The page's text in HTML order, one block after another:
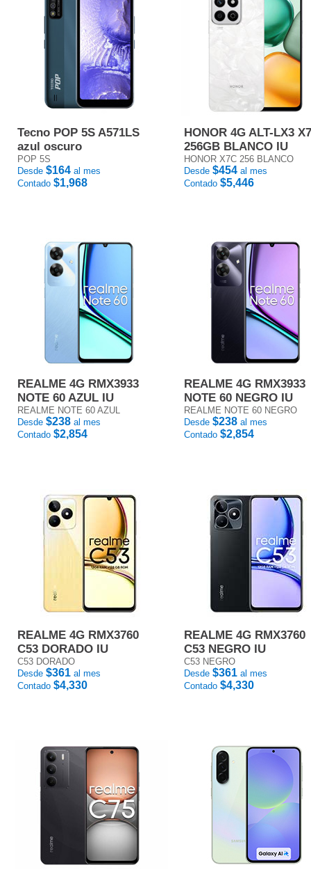
Tecno POP 5S A571LS
azul oscuro
POP 5S
Desde $164 al mes
Contado $1,968
HONOR 4G ALT-LX3
256GB BLANCO IU
HONOR X7C 256 BLANCO
Desde $454 al mes
Contado $5,446
REALME 4G RMX3933
NOTE 60 AZUL IU
REALME NOTE 60 AZUL
Desde $238 al mes
Contado $2,854
REALME 4G RMX3933
NOTE 60 NEGRO IU
REALME NOTE 60 NEGRO
Desde $238 al mes
Contado $2,854
REALME 4G RMX3760
C53 DORADO IU
C53 DORADO
Desde $361 al mes
Contado $4,330
REALME 4G RMX3760
C53 NEGRO IU
C53 NEGRO
Desde $361 al mes
Contado $4,330